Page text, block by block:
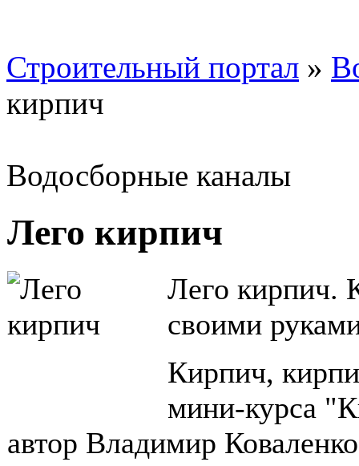
Строительный портал »
кирпич
Водосборные каналы
Лего кирпич
Лего кирпич.
своими
Кирпич,
мини-курса
автор Владимир